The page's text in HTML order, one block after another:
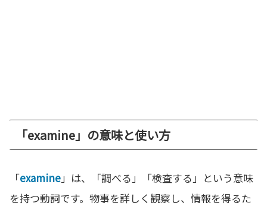
「examine」の意味と使い方
「examine」は、「調べる」「検査する」という意味
を持つ動詞です。物事を詳しく観察し、情報を得るた